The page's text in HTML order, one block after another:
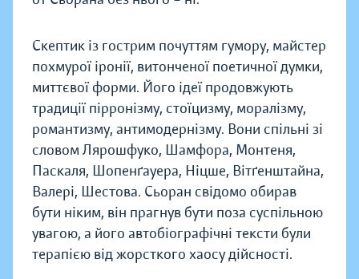
Скептик із гострим почуттям гумору, майстер
похмурої іронії, витонченої поетичної думки,
миттєвої форми. Його ідеї продовжують
традиції пірронізму, стоїцизму, моралізму,
романтизму, антимодернізму. Вони спільні зі
словом Лярошфуко, Шамфора, Монтеня,
Паскаля, Шопенґауера, Ніцше, Вітґенштайна,
Валері, Шестова. Сьоран свідомо обирав
бути ніким, він прагнув бути поза суспільною
увагою, а його автобіографічні тексти були
терапією від жорсткого хаосу дійсності.